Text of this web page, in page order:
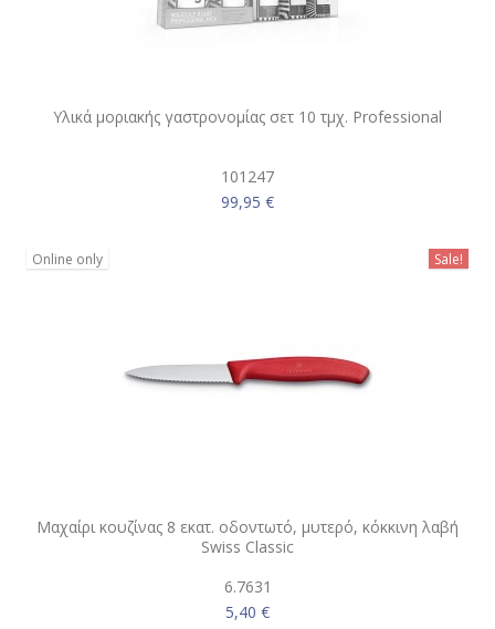
Υλικά μοριακής γαστρονομίας σετ 10 τμχ. Professional
101247
99,95 €
Online only Sale!
Μαχαίρι κουζίνας 8 εκατ. οδοντωτό, μυτερό, κόκκινη λαβή
Swiss Classic
6.7631
5,40 €